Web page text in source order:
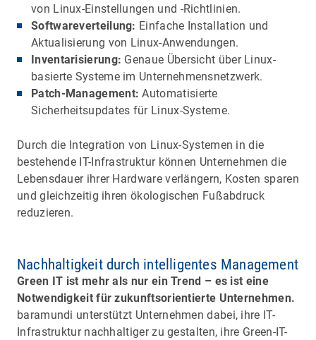
von Linux-Einstellungen und -Richtlinien.
Softwareverteilung: Einfache Installation und
Aktualisierung von Linux-Anwendungen.
Inventarisierung: Genaue Übersicht über Linux-
basierte Systeme im Unternehmensnetzwerk.
Patch-Management: Automatisierte
Sicherheitsupdates für Linux-Systeme.
Durch die Integration von Linux-Systemen in die
bestehende IT-Infrastruktur können Unternehmen die
Lebensdauer ihrer Hardware verlängern, Kosten sparen
und gleichzeitig ihren ökologischen Fußabdruck
reduzieren.
Nachhaltigkeit durch intelligentes Management
Green IT ist mehr als nur ein Trend – es ist eine
Notwendigkeit für zukunftsorientierte Unternehmen.
baramundi unterstützt Unternehmen dabei, ihre IT-
Infrastruktur nachhaltiger zu gestalten, ihre Green-IT-